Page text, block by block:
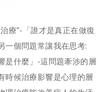
療”-「誰才是真正在做復
一個問題常讓我在思考:
是什麼」-這問題牽涉的層
時候治療影響是心理的層